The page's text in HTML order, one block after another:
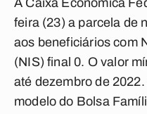
A Caixa Econômica
feira (23) a parcela de
aos beneficiários com
(NIS) final 0. O valor
até dezembro de
modelo do Bolsa